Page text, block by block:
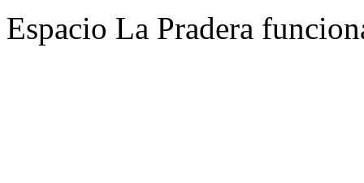
Espacio La Pradera